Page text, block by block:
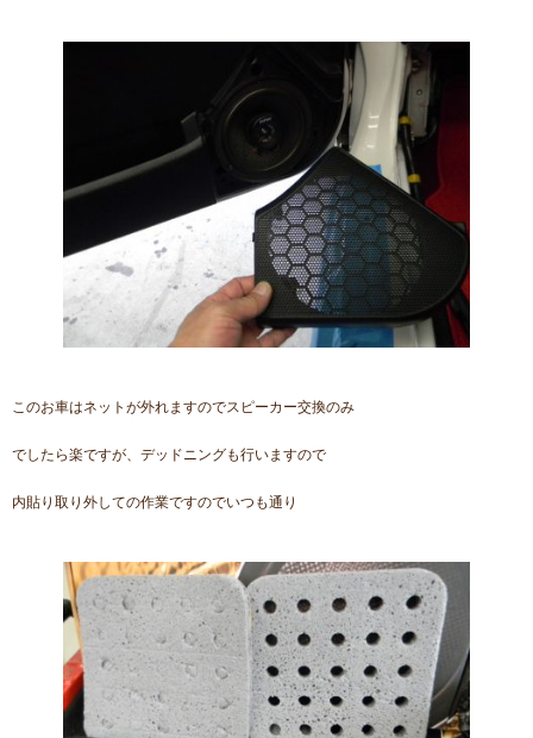
このお車はネットが外れますのでスピーカー交換のみ
でしたら楽ですが、デッドニングも行いますので
内貼り取り外しての作業ですのでいつも通り